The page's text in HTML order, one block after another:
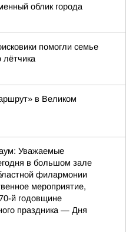
облик города
помогли семье
лётчика
в Великом
Уважаемые
в большом зале
филармонии
мероприятие,
й годовщине
праздника — Дня